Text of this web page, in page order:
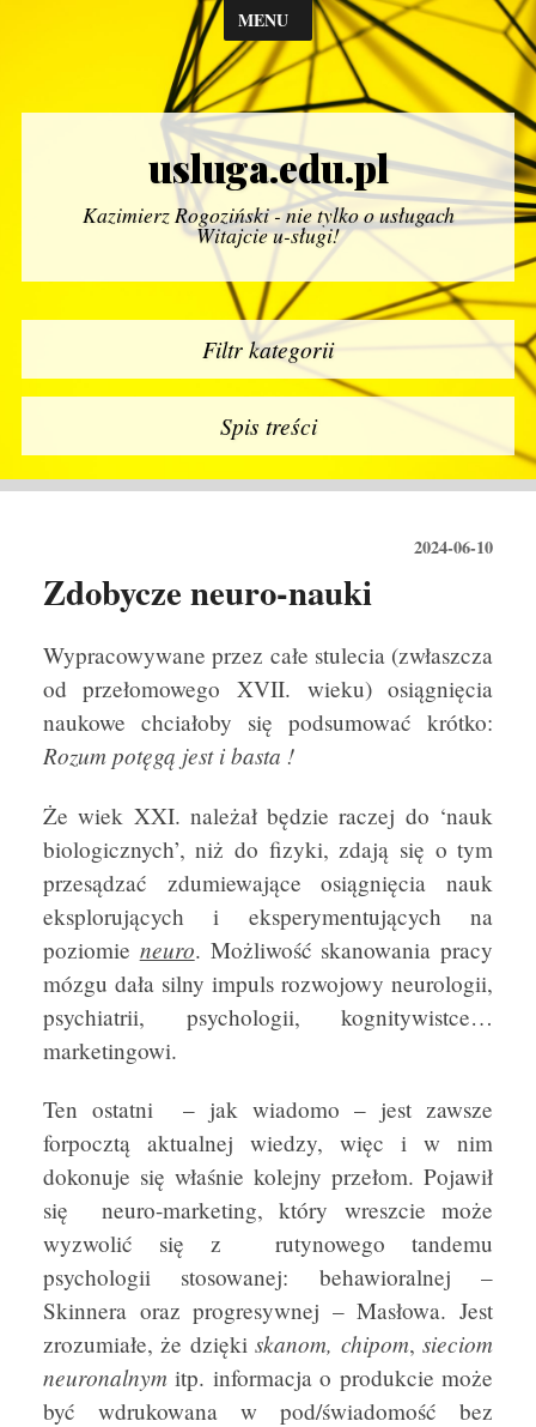
MENU
usluga.edu.pl
Kazimierz Rogoziński - nie tylko o usługach
Witajcie u-sługi!
Filtr kategorii
Spis treści
2024-06-10
Zdobycze neuro-nauki
Wypracowywane przez całe stulecia (zwłaszcza
od przełomowego XVII. wieku) osiągnięcia
naukowe chciałoby się podsumować krótko:
Rozum potęgą jest i basta !
Że wiek XXI. należał będzie raczej do ‘nauk
biologicznych’, niż do fizyki, zdają się o tym
przesądzać zdumiewające osiągnięcia nauk
eksplorujących i eksperymentujących na
poziomie neuro. Możliwość skanowania pracy
mózgu dała silny impuls rozwojowy neurologii,
psychiatrii, psychologii, kognitywistce…
marketingowi.
Ten ostatni – jak wiadomo – jest zawsze
forpocztą aktualnej wiedzy, więc i w nim
dokonuje się właśnie kolejny przełom. Pojawił
się neuro-marketing, który wreszcie może
wyzwolić się z rutynowego tandemu
psychologii stosowanej: behawioralnej –
Skinnera oraz progresywnej – Masłowa. Jest
zrozumiałe, że dziękiskanom, chipom,sieciom
neuronalnymitp. informacja o produkcie może
być wdrukowana w pod/świadomość bez